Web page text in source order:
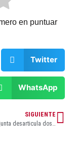
en puntuar
Twitter
WhatsApp
SIGUIENTE
Operación conjunta desarticula dos bandas de extorsionistas y deja 20 capturados en Barranquilla